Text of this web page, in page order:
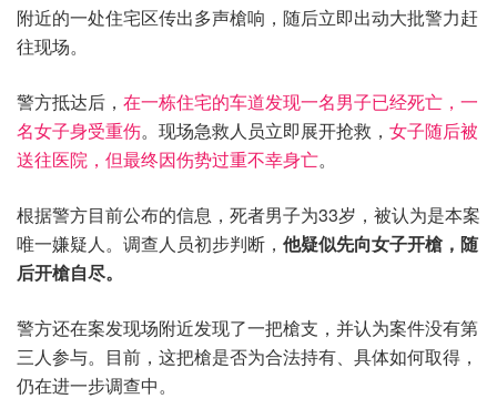
附近的一处住宅区传出多声槍响，随后立即出动大批警力赶
往现场。
警方抵达后， 在一栋住宅的车道发现一名男子已经死亡，一
名女子身受重伤。现场急救人员立即展开抢救， 女子随后被
送往医院，但最终因伤势过重不幸身亡。
根据警方目前公布的信息，死者男子为33岁，被认为是本案
唯一嫌疑人。调查人员初步判断， 他疑似先向女子开槍，随
后开槍自尽。
警方还在案发现场附近发现了一把槍支，并认为案件没有第
三人参与。目前，这把槍是否为合法持有、具体如何取得，
仍在进一步调查中。